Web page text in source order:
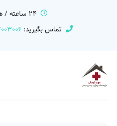
24 ساعته / هفت روز هفته
تماس بگیرید: